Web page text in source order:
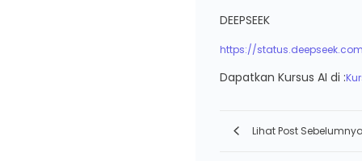
DEEPSEEK
https://status.deepseek.com
Dapatkan Kursus AI di :
Lihat Post Sebelumnya